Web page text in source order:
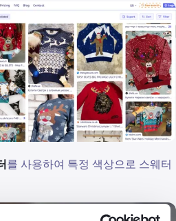
를 사용하여 특정 색상으로 스웨터